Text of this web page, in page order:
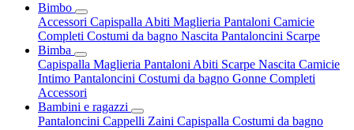
Bimbo
Accessori Capispalla Abiti Maglieria Pantaloni Camicie
Completi Costumi da bagno Nascita Pantaloncini Scarpe
Bimba
Capispalla Maglieria Pantaloni Abiti Scarpe Nascita Camicie
Intimo Pantaloncini Costumi da bagno Gonne Completi
Accessori
Bambini e ragazzi
Pantaloncini Cappelli Zaini Capispalla Costumi da bagno